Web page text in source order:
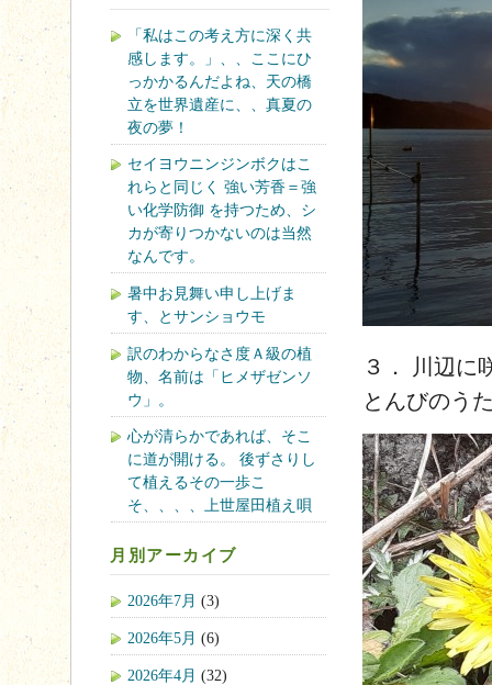
３． 川辺に
とんびのう
「私はこの考え方に深く共
感します。」、、ここにひ
っかかるんだよね、天の橋
立を世界遺産に、、真夏の
夜の夢！
セイヨウニンジンボクはこ
れらと同じく 強い芳香＝強
い化学防御 を持つため、シ
カが寄りつかないのは当然
なんです。
暑中お見舞い申し上げま
す、とサンショウモ
訳のわからなさ度Ａ級の植
物、名前は「ヒメザゼンソ
ウ」。
心が清らかであれば、そこ
に道が開ける。 後ずさりし
て植えるその一歩こ
そ、、、、上世屋田植え唄
月別アーカイブ
2026年7月 (3)
2026年5月 (6)
2026年4月 (32)